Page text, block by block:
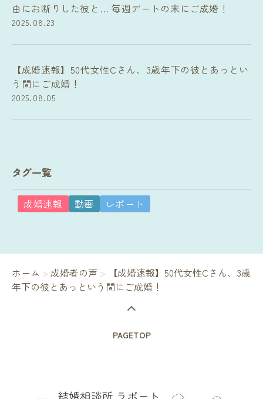
由にお断りした彼と… 毎週デートの末にご成婚！
2025.08.23
【成婚速報】50代女性Cさん、3歳年下の彼とあっとい
う間にご成婚！
2025.08.05
タグ一覧
成婚速報 動画 レポート
ホーム > 成婚者の声 >
【成婚速報】50代女性Cさん、3歳
年下の彼とあっという間にご成婚！
PAGETOP